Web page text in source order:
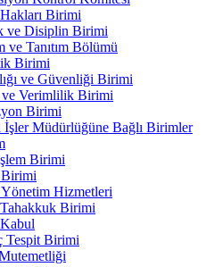
Birimi
ve Disiplin Birimi
ve Tanıtım Bölümü
Birimi
ve Güvenliği Birimi
Verimlilik Birimi
Birimi
Müdürlüğüne Bağlı Birimler
Birimi
Hizmetleri
Birimi
Tespit Birimi